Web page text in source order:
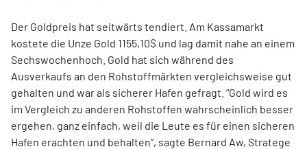
Der Goldpreis hat seitwärts tendiert. Am Kassamarkt
kostete die Unze Gold 1155,10$ und lag damit nahe an einem
Sechswochenhoch. Gold hat sich während des
Ausverkaufs an den Rohstoffmärkten vergleichsweise gut
gehalten und war als sicherer Hafen gefragt. “Gold wird es
im Vergleich zu anderen Rohstoffen wahrscheinlich besser
ergehen, ganz einfach, weil die Leute es für einen sicheren
Hafen erachten und behalten”, sagte Bernard Aw, Stratege